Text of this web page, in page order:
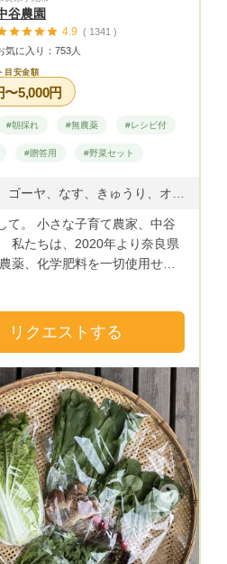
谷農園
4.9 ( 1341 )
気に入り：753人
目安金額
〜5,000円
#朝採れ #無農薬 #レシピ付
#贈答用 #野菜セット
て。 小さな子育て農家、中谷
私たちは、2020年より奈良県
薬、化学肥料を一切使用せ
本来の味を楽しめることを考え
ます。 夫婦2人だけの、従業員
野菜を育てていきます。 ま
無農薬、無化学肥料栽培をして
ん達のお野菜も発送していま
上のおじいちゃんおばあちゃん
うようにつくった新鮮なお野菜
リクエストする
Next Previous